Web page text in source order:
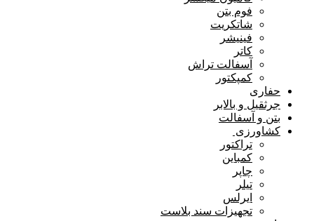
فوم بتن
شاتکریت
فینیشر
کاتر
آسفالت تراش
کمپکتور
حفاری
جرثقیل و بالابر
بتن و آسفالت
کشاورزی
تراکتور
کمباین
چاپر
تیلر
ایرلس
تجهیزات سند بلاست